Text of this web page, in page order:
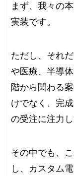
まず、我々の
実装です。
ただし、それ
や医療、半導
階から関わる
けでなく、完
の受注に注力し
その中でも、
し、カスタム